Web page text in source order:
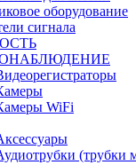
оборудование
сигнала
WiFi
(трубки